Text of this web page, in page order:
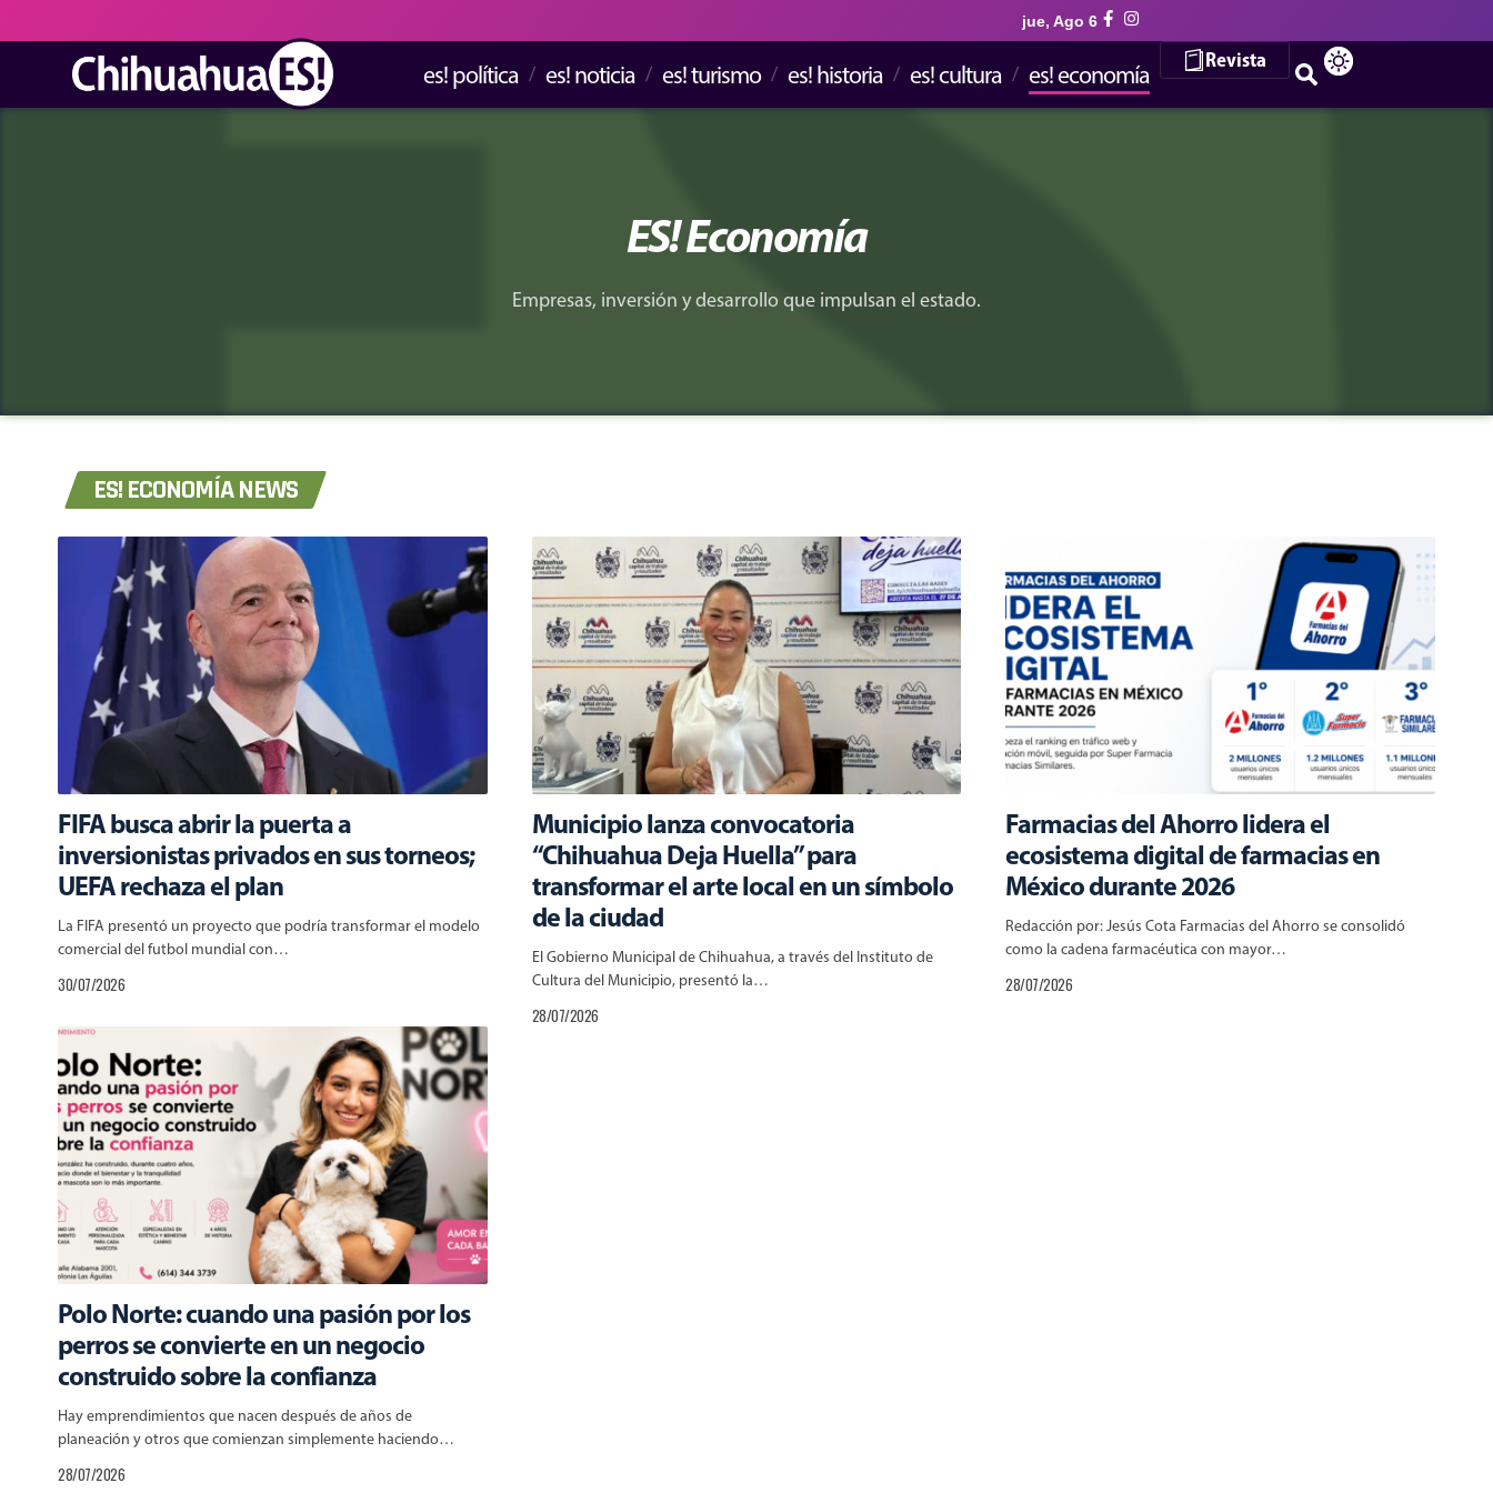
jue, Ago 6
es! política es! noticia es! turismo es! historia es! cultura es! economía Revista
ES! Economía
Empresas, inversión y desarrollo que impulsan el estado.
ES! ECONOMÍA NEWS
FIFA busca abrir la puerta a
inversionistas privados en sus torneos;
UEFA rechaza el plan
La FIFA presentó un proyecto que podría transformar el modelo
comercial del futbol mundial con…
30/07/2026
Municipio lanza convocatoria
“Chihuahua Deja Huella” para
transformar el arte local en un símbolo
de la ciudad
El Gobierno Municipal de Chihuahua, a través del Instituto de
Cultura del Municipio, presentó la…
28/07/2026
Farmacias del Ahorro lidera el
ecosistema digital de farmacias en
México durante 2026
Redacción por: Jesús Cota Farmacias del Ahorro se consolidó
como la cadena farmacéutica con mayor…
28/07/2026
Polo Norte: cuando una pasión por los
perros se convierte en un negocio
construido sobre la confianza
Hay emprendimientos que nacen después de años de
planeación y otros que comienzan simplemente haciendo…
28/07/2026